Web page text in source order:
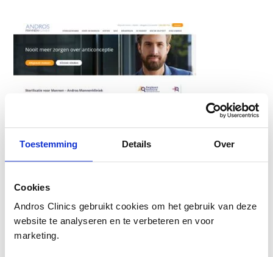
Toestemming Details Over
Cookies
Andros Clinics gebruikt cookies om het gebruik van deze
website te analyseren en te verbeteren en voor
marketing.